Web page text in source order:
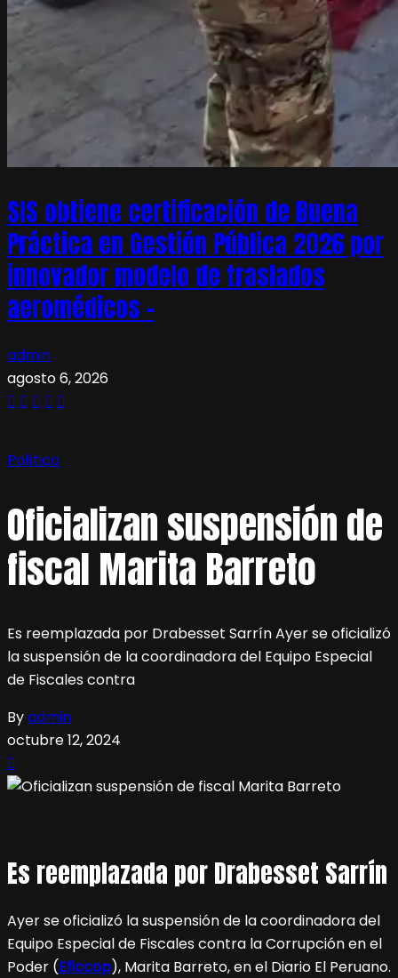
SIS obtiene certificación de Buena
Práctica en Gestión Pública 2026 por
innovador modelo de traslados
aeromédicos –
admin
agosto 6, 2026
Política
Oficializan suspensión de
fiscal Marita Barreto
Es reemplazada por Drabesset Sarrín Ayer se oficializó
la suspensión de la coordinadora del Equipo Especial
de Fiscales contra
Byadmin
octubre 12, 2024
Es reemplazada por Drabesset Sarrín
Ayer se oficializó la suspensión de la coordinadora del
Equipo Especial de Fiscales contra la Corrupción en el
Poder (Eficcop), Marita Barreto, en el Diario El Peruano.